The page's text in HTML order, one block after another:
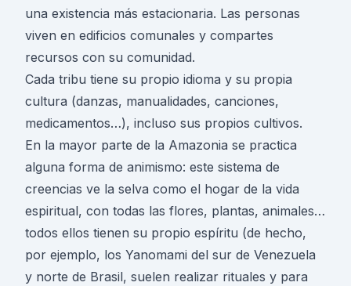
una existencia más estacionaria. Las personas
viven en edificios comunales y compartes
recursos con su comunidad.
Cada tribu tiene su propio idioma y su propia
cultura (danzas, manualidades, canciones,
medicamentos…), incluso sus propios cultivos.
En la mayor parte de la Amazonia se practica
alguna forma de animismo: este sistema de
creencias ve la selva como el hogar de la vida
espiritual, con todas las flores, plantas, animales…
todos ellos tienen su propio espíritu (de hecho,
por ejemplo, los Yanomami del sur de Venezuela
y norte de Brasil, suelen realizar rituales y para